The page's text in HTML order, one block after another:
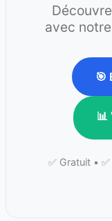
avec
🎯
📊
✅ Gratuit •